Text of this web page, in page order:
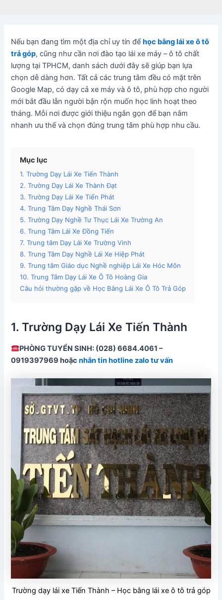
Nếu bạn đang tìm một địa chỉ uy tín để học bằng lái xe ô tô
trả góp, cũng như cần nơi đào tạo lái xe máy – ô tô chất
lượng tại TPHCM, danh sách dưới đây sẽ giúp bạn lựa
chọn dễ dàng hơn. Tất cả các trung tâm đều có mặt trên
Google Map, có dạy cả xe máy và ô tô, phù hợp cho người
mới bắt đầu lẫn người bận rộn muốn học linh hoạt theo
tháng. Mỗi nơi được giới thiệu ngắn gọn để bạn nắm
nhanh ưu thế và chọn đúng trung tâm phù hợp nhu cầu.
Mục lục
1. Trường Dạy Lái Xe Tiến Thành
2. Trường Dạy Lái Xe Thành Đạt
3. Trường Dạy Lái Xe Tiến Phát
4. Trung Tâm Dạy Nghề Thái Sơn
5. Trường Dạy Nghề Tư Thục Lái Xe Trường An
6. Trung Tâm Lái Xe Đồng Tiến
7. Trung tâm Dạy Lái Xe Trường Vinh
8. Trung Tâm Dạy Nghề Lái Xe Hiệp Phát
9. Trung tâm Giáo dục Nghề nghiệp Lái Xe Hóc Môn
10. Trung Tâm Dạy Lái Xe Ô Tô Hoàng Gia
Câu hỏi thường gặp về Học Bằng Lái Xe Ô Tô Trả Góp
1. Trường Dạy Lái Xe Tiến Thành
PHÒNG TUYỂN SINH: (028) 6684.4061 –
0919397969 hoặcnhắn tin hotline zalo tư vấn
Trường dạy lái xe Tiến Thành – Học bằng lái xe ô tô trả góp